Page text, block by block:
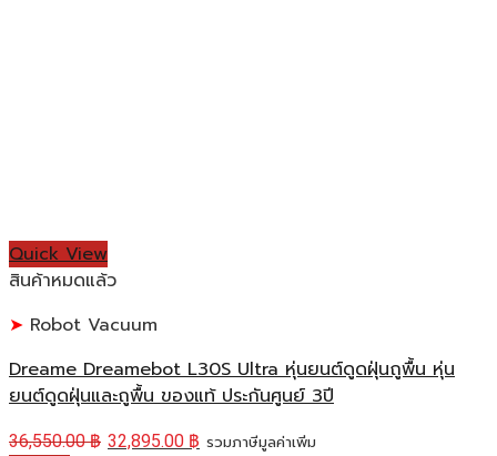
Quick View
สินค้าหมดแล้ว
Robot Vacuum
Dreame Dreamebot L30S Ultra หุ่นยนต์ดูดฝุ่นถูพื้น หุ่น
ยนต์ดูดฝุ่นและถูพื้น ของแท้ ประกันศูนย์ 3ปี
36,550.00฿ 32,895.00 ฿ รวมภาษีมูลค่าเพิ่ม